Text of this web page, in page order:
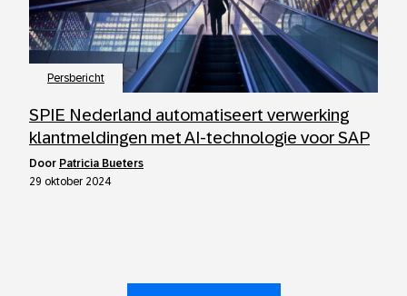
Persbericht
SPIE Nederland automatiseert verwerking
klantmeldingen met AI-technologie voor SAP
door Patricia Bueters
29 oktober 2024